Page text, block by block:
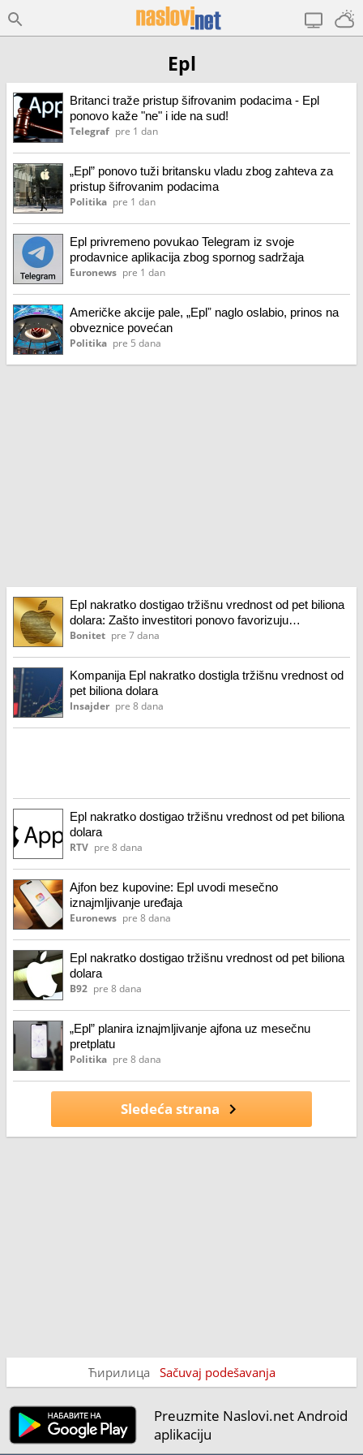
Epl
Britanci traže pristup šifrovanim podacima - Epl
ponovo kaže "ne" i ide na sud!
Telegraf pre 1 dan
„Epl” ponovo tuži britansku vladu zbog zahteva za
pristup šifrovanim podacima
Politika pre 1 dan
Epl privremeno povukao Telegram iz svoje
prodavnice aplikacija zbog spornog sadržaja
Euronews pre 1 dan
Američke akcije pale, „Eplˮ naglo oslabio, prinos na
obveznice povećan
Politika pre 5 dana
Epl nakratko dostigao tržišnu vrednost od pet biliona
dolara: Zašto investitori ponovo favorizuju
tehnološkog giganta?
Bonitet pre 7 dana
Kompanija Epl nakratko dostigla tržišnu vrednost od
pet biliona dolara
Insajder pre 8 dana
Epl nakratko dostigao tržišnu vrednost od pet biliona
dolara
RTV pre 8 dana
Ajfon bez kupovine: Epl uvodi mesečno
iznajmljivanje uređaja
Euronews pre 8 dana
Epl nakratko dostigao tržišnu vrednost od pet biliona
dolara
B92 pre 8 dana
„Epl” planira iznajmljivanje ajfona uz mesečnu
pretplatu
Politika pre 8 dana
Sledeća strana
Ћирилица Sačuvaj podešavanja
Preuzmite Naslovi.net Android
aplikaciju